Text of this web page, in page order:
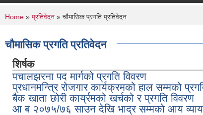
You are here
Home » प्रतिवेदन » चौमासिक प्रगति प्रतिवेदन
चौमासिक प्रगति प्रतिवेदन
शिर्षक
पचालझरना पद मार्गको प्रगति विवरण
प्रधानमन्त्रि रोजगार कार्यक्रमको हाल सम्मको
बैक खाता छोरी कार्य्रमको खर्चको र प्रगति विवरण
आ ब २०७५/७६ साउन देखि भाद्र सम्मको आय व्याय